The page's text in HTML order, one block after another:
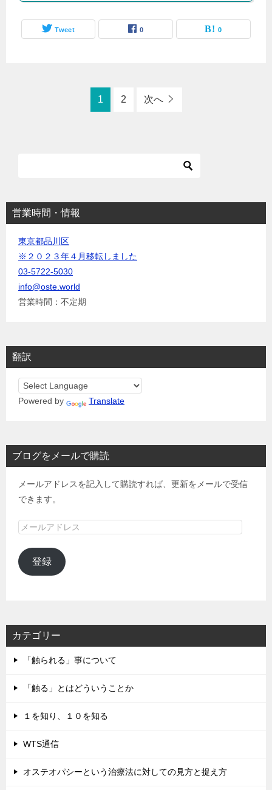
Tweet 0 0
1 2 次へ
営業時間・情報
東京都品川区
※２０２３年４月移転しました
03-5722-5030
info@oste.world
営業時間：不定期
翻訳
Powered by Translate
ブログをメールで購読
メールアドレスを記入して購読すれば、更新をメールで受信
できます。
メ
ル
ア
登録
カテゴリー
「触られる」事について
「触る」とはどういうことか
１を知り、１０を知る
WTS通信
オステオパシーという治療法に対しての見方と捉え方